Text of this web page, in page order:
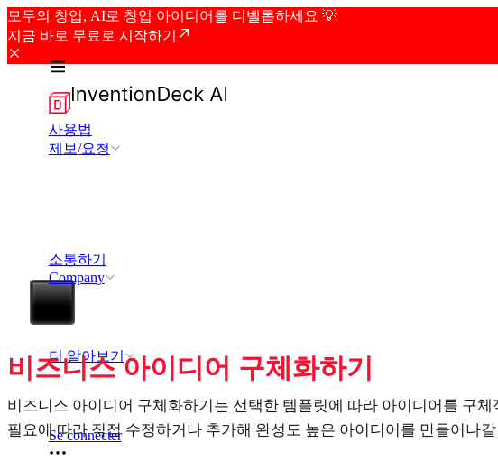
모두의 창업, AI로 창업 아이디어를 디벨롭하세요 💡
지금 바로 무료로 시작하기
사용법
제보/요청
소통하기
Company
더 알아보기
Se connecter
비즈니스 아이디어 구체화하기
비즈니스 아이디어 구체화하기는 선택한 템플릿에 따라 아이디어를 구
필요에 따라 직접 수정하거나 추가해 완성도 높은 아이디어를 만들어나